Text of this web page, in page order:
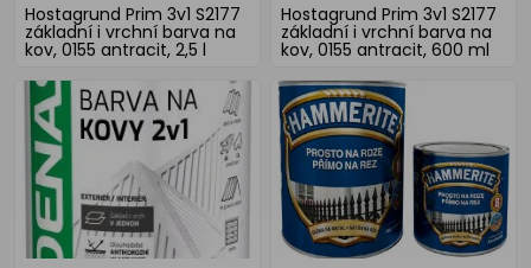
Hostagrund Prim 3v1 S2177
základní i vrchní barva na
kov, 0155 antracit, 2,5 l
Hostagrund Prim 3v1 S2177
základní i vrchní barva na
kov, 0155 antracit, 600 ml